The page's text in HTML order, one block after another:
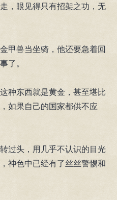
，眼见得只有招架之功，无
甲兽当坐骑，他还要急着回
了。
种东西就是黄金，甚至堪比
如果自己的国家都供不应
过头，用几乎不认识的目光
神色中已经有了丝丝警惕和